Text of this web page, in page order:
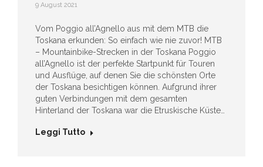
9 August 2021
Vom Poggio all’Agnello aus mit dem MTB die
Toskana erkunden: So einfach wie nie zuvor! MTB
– Mountainbike-Strecken in der Toskana Poggio
all’Agnello ist der perfekte Startpunkt für Touren
und Ausflüge, auf denen Sie die schönsten Orte
der Toskana besichtigen können. Aufgrund ihrer
guten Verbindungen mit dem gesamten
Hinterland der Toskana war die Etruskische Küste…
Leggi Tutto